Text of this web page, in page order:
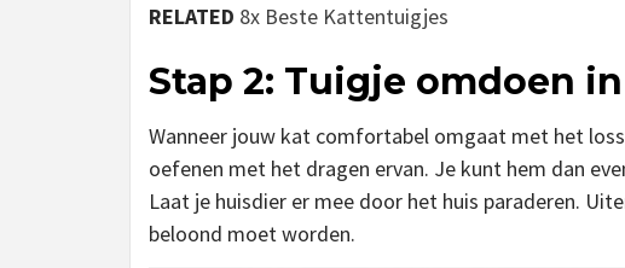
RELATED 8x Beste Kattentuigjes
Stap 2: Tuigje omdoen
Wanneer jouw kat comfortabel omgaat met het
oefenen met het dragen ervan. Je kunt hem dan
Laat je huisdier er mee door het huis paraderen.
beloond moet worden.